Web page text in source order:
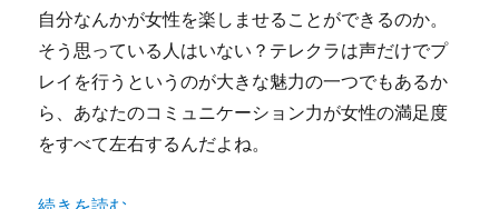
自分なんかが女性を楽しませることができるのか。
そう思っている人はいない？テレクラは声だけでプ
レイを行うというのが大きな魅力の一つでもあるか
ら、あなたのコミュニケーション力が女性の満足度
をすべて左右するんだよね。
“現実のあなたで勝負する必要なし！テレセで女性をお